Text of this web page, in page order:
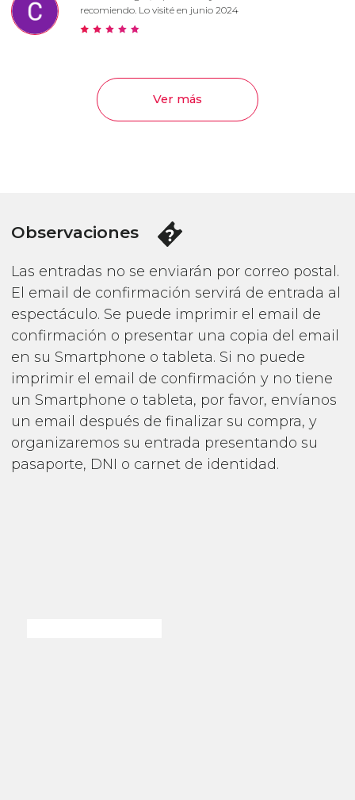
recomiendo. Lo visité en junio 2024
Ver más
Observaciones
Las entradas no se enviarán por correo postal.
El email de confirmación servirá de entrada al
espectáculo. Se puede imprimir el email de
confirmación o presentar una copia del email
en su Smartphone o tableta. Si no puede
imprimir el email de confirmación y no tiene
un Smartphone o tableta, por favor, envíanos
un email después de finalizar su compra, y
organizaremos su entrada presentando su
pasaporte, DNI o carnet de identidad.